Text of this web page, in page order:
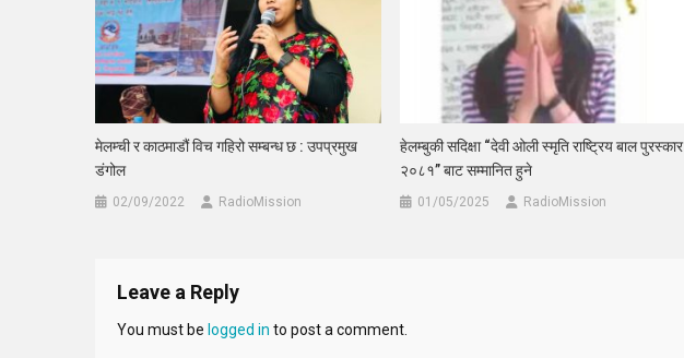
मेलम्ची र काठमाडौं विच गहिरो सम्बन्ध छ : उपप्रमुख
डंगोल
02/09/2022 RadioMission
हेलम्बुकी सदिक्षा “देवी ओली स्मृति राष्ट्रिय बाल पुरस्कार
२०८१” बाट सम्मानित हुने
01/05/2025 RadioMission
Leave a Reply
You must be logged in to post a comment.